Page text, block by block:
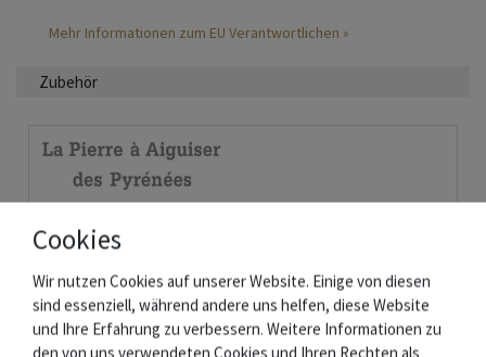
Mehr Informationen zum EU Verantwortlichen »
Zubehör
Cookies
Wir nutzen Cookies auf unserer Website. Einige von diesen
sind essenziell, während andere uns helfen, diese Website
und Ihre Erfahrung zu verbessern. Weitere Informationen zu
den von uns verwendeten Cookies und Ihren Rechten als